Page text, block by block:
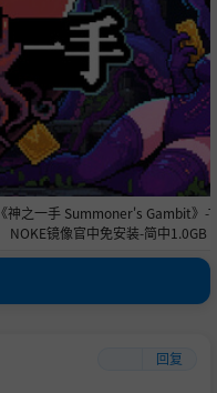
《神之一手 Summoner's Gambit》-
NOKE镜像官中免安装-简中1.0GB
回复